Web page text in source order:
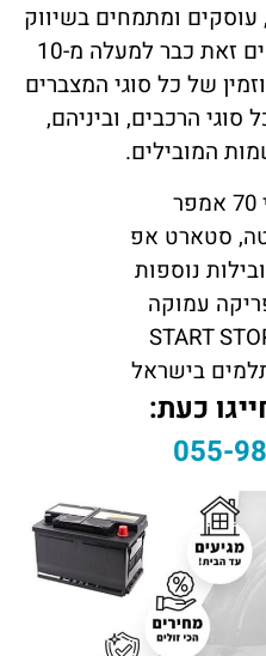
, עוסקים ומתמחים בשיווק
מצברים עד הבית, ואנו עושים זאת כבר למעלה מ-10
של כל סוגי המצברים
הרכבים, וביניהם,
סטארט אפ
נוספות
עמוקה
בישראל
כעת:
055-